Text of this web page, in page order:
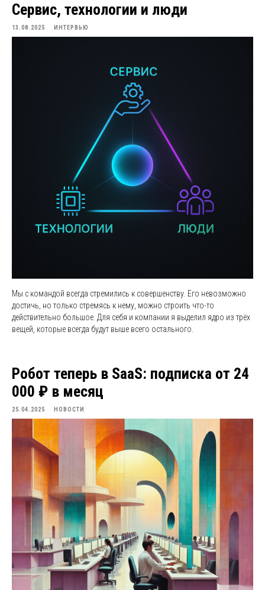
Сервис, технологии и люди
13.08.2025 ИНТЕРВЬЮ
Мы с командой всегда стремились к совершенству. Его невозможно
достичь, но только стремясь к нему, можно строить что-то
действительно большое. Для себя и компании я выделил ядро из трёх
вещей, которые всегда будут выше всего остального.
Робот теперь в SaaS: подписка от 24
000 ₽ в месяц
25.04.2025 НОВОСТИ